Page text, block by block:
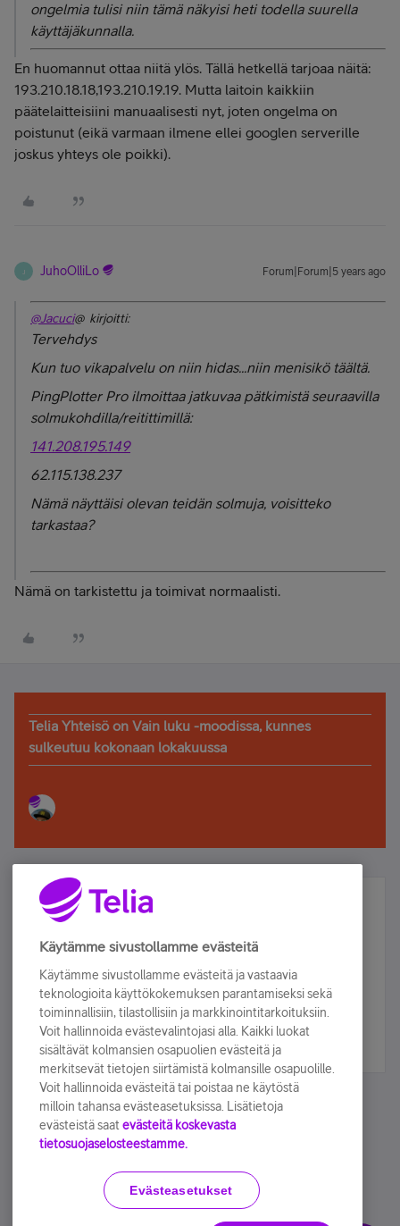
ongelmia tulisi niin tämä näkyisi heti todella suurella
käyttäjäkunnalla.
En huomannut ottaa niitä ylös. Tällä hetkellä tarjoaa näitä:
193.210.18.18,193.210.19.19. Mutta laitoin kaikkiin
päätelaitteisiini manuaalisesti nyt, joten ongelma on
poistunut (eikä varmaan ilmene ellei googlen serverille
joskus yhteys ole poikki).
J JuhoOlliLo Forum|Forum|5 years ago
@Jacuci@ kirjoitti:
Tervehdys
Kun tuo vikapalvelu on niin hidas...niin menisikö täältä.
PingPlotter Pro ilmoittaa jatkuvaa pätkimistä seuraavilla
solmukohdilla/reitittimillä:
141.208.195.149
62.115.138.237
Nämä näyttäisi olevan teidän solmuja, voisitteko
tarkastaa?
Nämä on tarkistettu ja toimivat normaalisti.
Telia Yhteisö on Vain luku -moodissa, kunnes
sulkeutuu kokonaan lokakuussa
Älä jää paitsi – osallistu ja voita!
Tilaa Telian uutiskirje ja olet mukana arvonnassa.
sähköpostiisi.
Tilaa nyt
Käyttöehdot Accessibility statement
Käytämme sivustollamme evästeitä
Käytämme sivustollamme evästeitä ja vastaavia
teknologioita käyttökokemuksen parantamiseksi sekä
toiminnallisiin, tilastollisiin ja markkinointitarkoituksiin.
Voit hallinnoida evästevalintojasi alla. Kaikki luokat
sisältävät kolmansien osapuolien evästeitä ja
merkitsevät tietojen siirtämistä kolmansille osapuolille.
Voit hallinnoida evästeitä tai poistaa ne käytöstä
milloin tahansa evästeasetuksissa. Lisätietoja
evästeistä saat evästeitä koskevasta
tietosuojaselosteestamme.
Evästeasetukset